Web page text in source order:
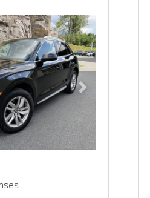
Next